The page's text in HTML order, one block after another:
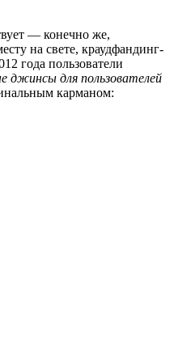
— конечно же,
на свете, краудфандинг-
года пользователи
джинсы для пользователей
карманом: